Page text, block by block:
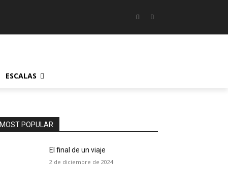
ESCALAS
MOST POPULAR
El final de un viaje
2 de diciembre de 2024